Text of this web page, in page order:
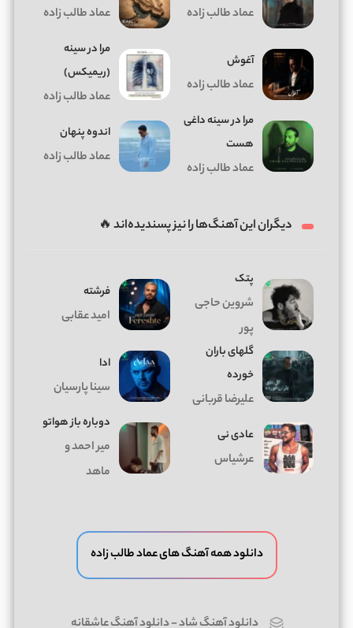
عماد طالب زاده عماد طالب زاده
آغوش
عماد طالب زاده
مرا در سینه
(ریمیکس)
عماد طالب زاده
مرا در سینه داغی
هست
عماد طالب زاده
اندوه پنهان
عماد طالب زاده
دیگران این آهنگ‌ها را نیز پسندیده‌اند 🔥
پتک
شروین حاجی
پور
فرشته
امید عقابی
گلهای باران
خورده
علیرضا قربانی
ادا
سینا پارسیان
عادی نی
عرشیاس
دوباره باز هواتو
میر احمد و
ماهد
دانلود همه آهنگ های عماد طالب زاده
دانلود آهنگ شاد-دانلود آهنگ عاشقانه